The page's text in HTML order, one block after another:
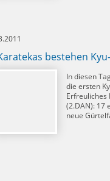
bestehen
In diesen
die ersten
Erfreuliches
(2.DAN): 17
neue